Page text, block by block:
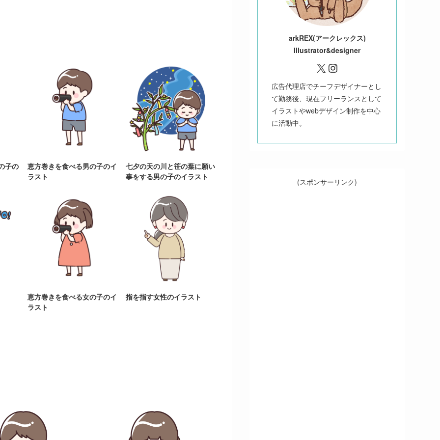
子の
恵方巻きを食べる男の子のイ
ラスト
七夕の天の川と笹の葉に願い
事をする男の子のイラスト
恵方巻きを食べる女の子のイ
ラスト
指を指す女性のイラスト
arkREX(アークレックス)
Illustrator&designer
X Instagram
広告代理店でチーフデザイナーとし
て勤務後、現在フリーランスとして
イラストやwebデザイン制作を中心
に活動中。
(スポンサーリンク)